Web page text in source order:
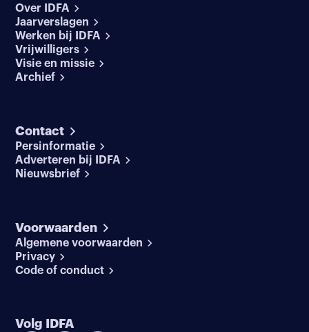
Over IDFA
Jaarverslagen
Werken bij IDFA
Vrijwilligers
Visie en missie
Archief
Contact
Persinformatie
Adverteren bij IDFA
Nieuwsbrief
Voorwaarden
Algemene voorwaarden
Privacy
Code of conduct
Volg IDFA